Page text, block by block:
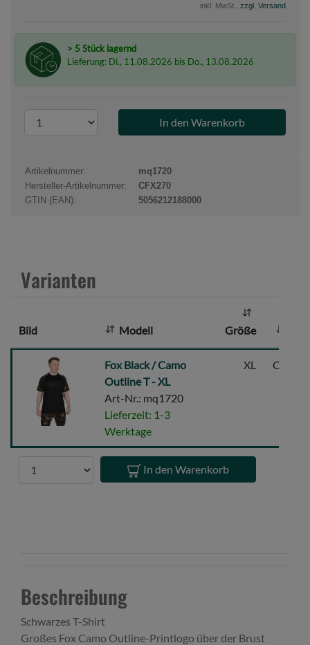
inkl. MwSt., zzgl. Versand
> 5 Stück lagernd
Lieferung: Di., 11.08.2026 bis Do., 13.08.2026
r
d
u
k
a
:
Artikelnummer:
mq1720
Hersteller-Artikelnummer:
CFX270
GTIN (EAN):
5056212188000
Varianten
Bild Modell Größe
Black
Camo
Outline
T
Fox Black / Camo
Outline T - XL
Art-Nr.: mq1720
Lieferzeit: 1-3
Werktage
XL Oliv/
In den Warenkorb
Beschreibung
Schwarzes T-Shirt
Großes Fox Camo Outline-Printlogo über der Brust